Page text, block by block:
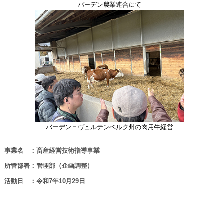
バーデン農業連合にて
バーデン＝ヴュルテンベルク州の肉用牛経営
事業名 ：畜産経営技術指導事業
所管部署：管理部（企画調整）
活動日 ：令和7年10月29日